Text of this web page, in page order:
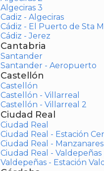
Algeciras 3
Cadiz - Algeciras
Cádiz - El Puerto de Sta
Cádiz - Jerez
Cantabria
Santander
Santander - Aeropuerto
Castellón
Castellón
Castellón - Villarreal
Castellón - Villarreal 2
Ciudad Real
Ciudad Real
Ciudad Real - Estación
Ciudad Real - Manzanares
Ciudad Real - Valdepeñas
Valdepeñas - Estación